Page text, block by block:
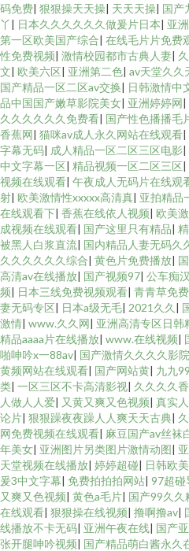
码免费| 狠狠操天天操| 天天天操| 国产
丫| 日本久久久久久久做爰片日本| 亚
第一区欧美国产综合| 在线毛片片免费
性免费视频| 激情校园都市古典人妻|
文| 欧美六区| 亚洲第二色| av天堂久久
国产精品一区二区av交换| 日韩激情中
品中国国产嫩草影院美女| 亚洲婷婷网|
久久久久久久免费看| 国产性色播播毛
香蕉网| 猫咪av成人永久网站在线观看|
字幕无码| 成人精品一区二区三区电影|
中文字幕一区| 精品视频一区二区三区|
视频在线观看| 午夜成人无码片在线观
射| 欧美激情性xxxxx高清真| 亚拍精品
在线观看下| 香蕉在线依人视频| 欧美
成视频在线观看| 国产这里只有精品|
被黑人白浆直流| 国内精品人妻无码久
久久久久久久综合| 黄色片免费播放|
高清av在线播放| 国产视频97| 公车痴
频| 日本三线免费视频观看| 青青草免
妻无码专区| 日本a级无毛| 2021久久 |
激情| www.久久网| 亚洲高清专区日韩
精品aaaa片在线播放| www.在线视频|
啪呻吟x一88av| 国产激情久久久久影
黄频网站在线观看| 国产网站黄| 九九
类| 一区三区不卡高清影视| 久久久久
人做人人爱| 又黄又爽又色视频| 真实
论片| 狠狠躁夜夜躁人人爽天天古典|
网免费视频在线观看| 麻豆国产av丝袜
年美女| 亚洲图片另类图片激情动图|
天堂视频在线播放| 婷婷超碰| 日韩欧
爰3中文字幕| 免费拍拍拍网站| 97超碰
又爽又色视频| 黄色a毛片| 国产99久久
在线观看| 狠狠操在线视频| 撸啊撸av|
线播放不卡无码| 亚洲午夜在线| 国产
张开腿呻吟视频| 国产精品萌白酱永久